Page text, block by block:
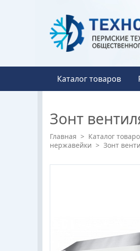
Каталог товаров
Зонт
Главная > Каталог
нержавейки > Зонт